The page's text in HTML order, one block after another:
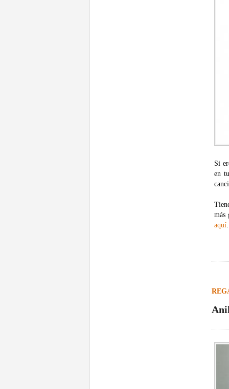
Si
en
más
aquí.